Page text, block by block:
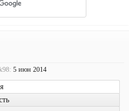
5 июн 2014